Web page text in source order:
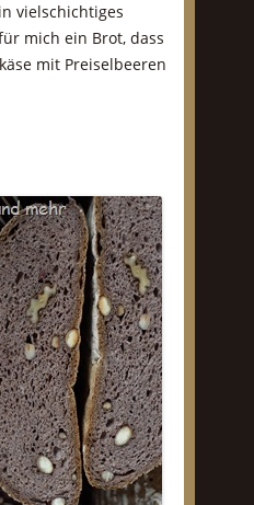
vielschichtiges
mich ein Brot, dass
mit Preiselbeeren